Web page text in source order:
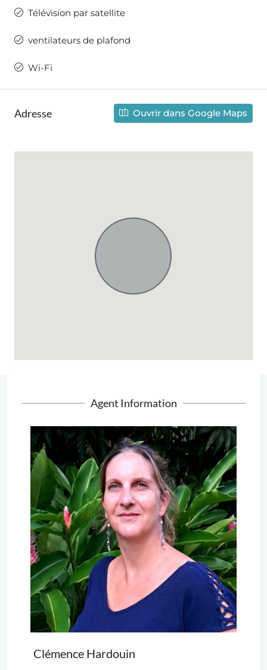
Télévision par satellite
ventilateurs de plafond
Wi-Fi
Adresse Ouvrir dans Google Maps
Agent Information
Clémence Hardouin